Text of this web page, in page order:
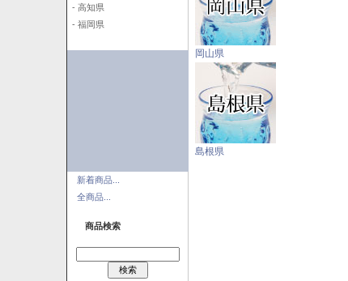
- 高知県
- 福岡県
新着商品...
全商品...
商品検索
岡山県
島根県